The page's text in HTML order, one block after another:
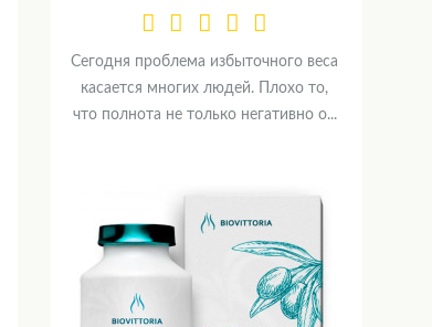
Сегодня проблема избыточного веса
касается многих людей. Плохо то,
что полнота не только негативно о...